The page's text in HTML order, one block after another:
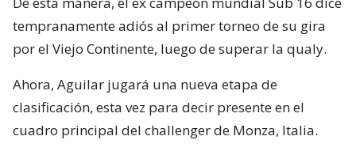
tempranamente adiós al primer torneo de su gira
por el Viejo Continente, luego de superar la qualy.
Ahora, Aguilar jugará una nueva etapa de
clasificación, esta vez para decir presente en el
cuadro principal del challenger de Monza, Italia.